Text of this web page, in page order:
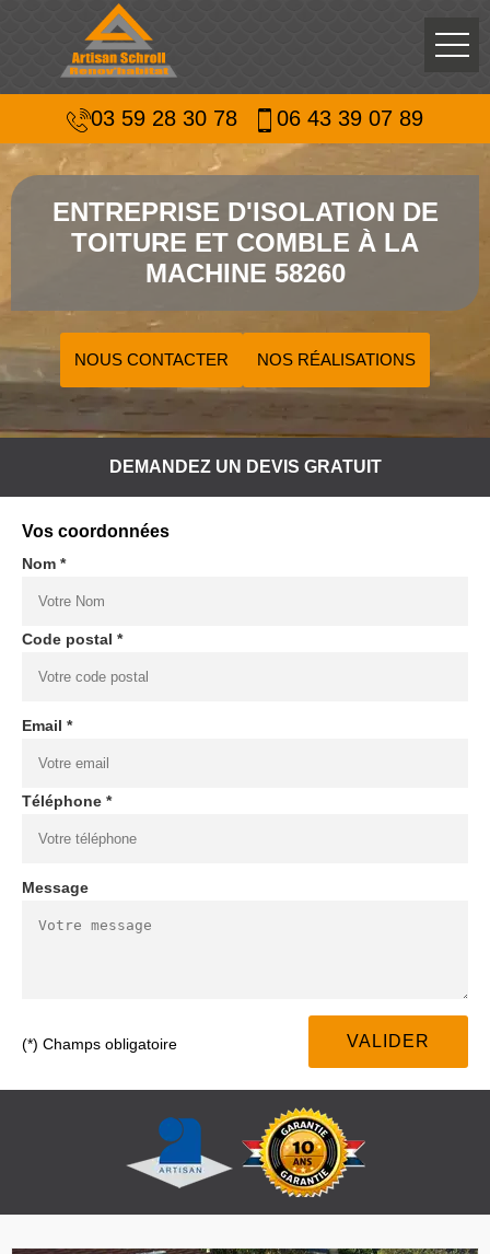
03 59 28 30 78 06 43 39 07 89
ENTREPRISE D'ISOLATION DE
TOITURE ET COMBLE À LA
MACHINE 58260
NOUS CONTACTER NOS RÉALISATIONS
DEMANDEZ UN DEVIS GRATUIT
Vos coordonnées
Nom *
Code postal *
Email *
Téléphone *
Message
(*) Champs obligatoire